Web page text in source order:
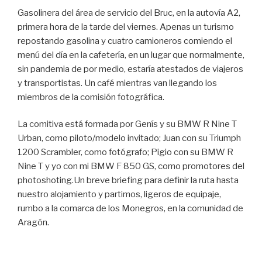
Gasolinera del área de servicio del Bruc, en la autovía A2,
primera hora de la tarde del viernes. Apenas un turismo
repostando gasolina y cuatro camioneros comiendo el
menú del día en la cafetería, en un lugar que normalmente,
sin pandemia de por medio, estaría atestados de viajeros
y transportistas. Un café mientras van llegando los
miembros de la comisión fotográfica.
La comitiva está formada por Genís y su BMW R Nine T
Urban, como piloto/modelo invitado; Juan con su Triumph
1200 Scrambler, como fotógrafo; Pigio con su BMW R
Nine T y yo con mi BMW F 850 GS, como promotores del
photoshoting.Un breve briefing para definir la ruta hasta
nuestro alojamiento y partimos, ligeros de equipaje,
rumbo a la comarca de los Monegros, en la comunidad de
Aragón.